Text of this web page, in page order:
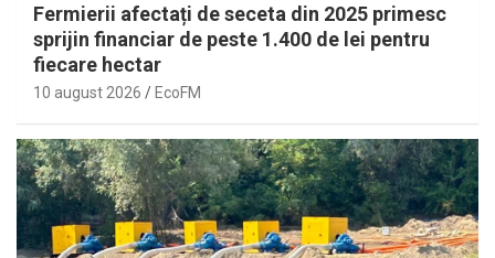
Fermierii afectați de seceta din 2025 primesc
sprijin financiar de peste 1.400 de lei pentru
fiecare hectar
10 august 2026 EcoFM